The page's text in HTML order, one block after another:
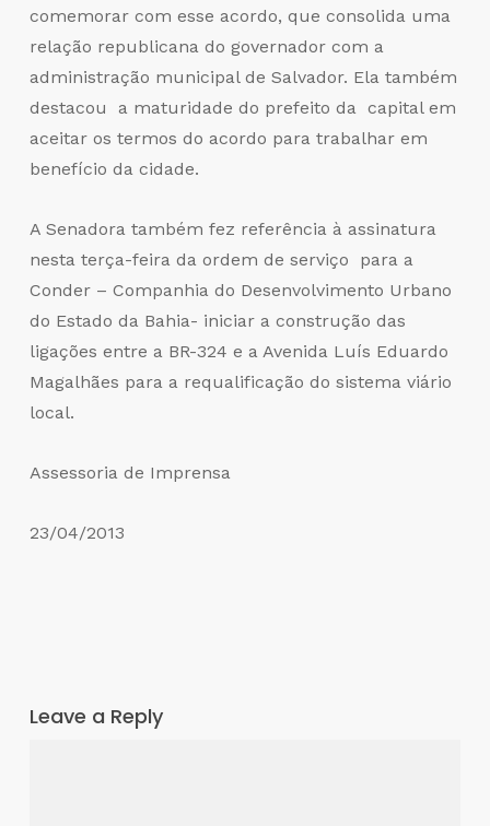
comemorar com esse acordo, que consolida uma
relação republicana do governador com a
administração municipal de Salvador. Ela também
destacou a maturidade do prefeito da capital em
aceitar os termos do acordo para trabalhar em
benefício da cidade.
A Senadora também fez referência à assinatura
nesta terça-feira da ordem de serviço para a
Conder – Companhia do Desenvolvimento Urbano
do Estado da Bahia- iniciar a construção das
ligações entre a BR-324 e a Avenida Luís Eduardo
Magalhães para a requalificação do sistema viário
local.
Assessoria de Imprensa
23/04/2013
Leave a Reply